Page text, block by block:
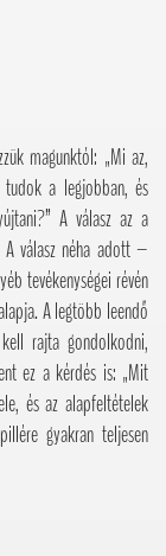
magunktól: „Mi az,
a legjobban, és
A válasz az a
A válasz néha adott –
tevékenységei révén
A legtöbb leendő
rajta gondolkodni,
ez a kérdés is: „Mit
és az alapfeltételek
gyakran teljesen